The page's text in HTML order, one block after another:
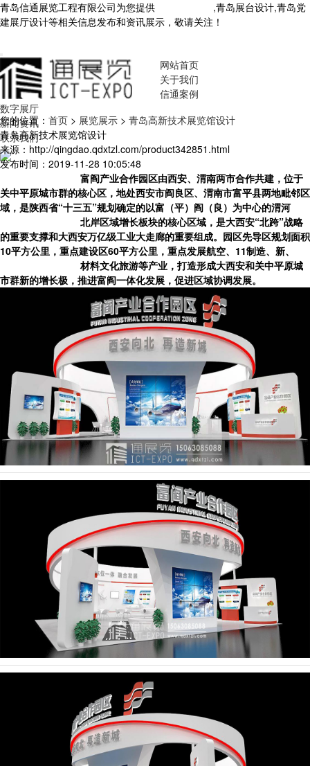
青岛信通展览工程有限公司为您提供
,青岛展台设计,青岛党
建展厅设计等相关信息发布和资讯展示，敬请关注！
网站首页
关于我们
信通案例
数字展厅
新闻资讯
联系我们
您的位置： 首页 > 展览展示 > 青岛高新技术展览馆设计
青岛高新技术展览馆设计
来源：http://qingdao.qdxtzl.com/product342851.html
发布时间：2019-11-28 10:05:48
富阎产业合作园区由西安、渭南两市合作共建，位于
关中平原城市群的核心区，地处西安市阎良区、渭南市富平县两地毗邻区
域，是陕西省“十三五”规划确定的以富（平）阎（良）为中心的渭河
北岸区域增长板块的核心区域，是大西安“北跨”战略
的重要支撑和大西安万亿级工业大走廊的重要组成。园区先导区规划面积
10平方公里，重点建设区60平方公里，重点发展航空、11制造、新、
材料文化旅游等产业，打造形成大西安和关中平原城
市群新的增长极，推进富阎一体化发展，促进区域协调发展。